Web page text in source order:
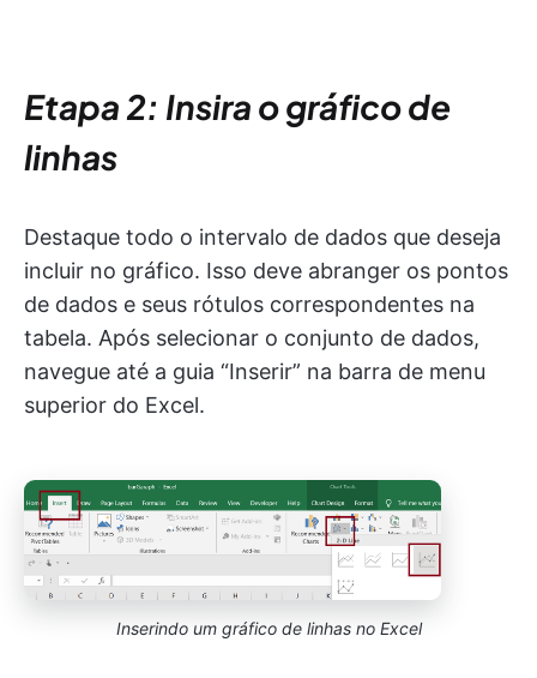
Etapa 2: Insira o gráfico de
linhas
Destaque todo o intervalo de dados que deseja
incluir no gráfico. Isso deve abranger os pontos
de dados e seus rótulos correspondentes na
tabela. Após selecionar o conjunto de dados,
navegue até a guia “Inserir” na barra de menu
superior do Excel.
Inserindo um gráfico de linhas no Excel